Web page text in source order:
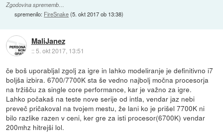
Zgodovina sprememb…
spremenilo: FireSnake(5. okt 2017 ob 13:38)
MaliJanez
::5. okt 2017, 13:51
če boš uporabljal zgolj za igre in lahko modeliranje je definitivno i7
boljša izbira. 6700/7700K sta še vedno najbolj močna procesorja
na tržišču za single core performance, kar je važno za igre.
Lahko počakaš na teste nove serije od intla, vendar jaz nebi
preveč pričakoval na tvojem mestu, že lani ko je prišel 7700K ni
bilo razlike razen v ceni, ker gre za isti procesor(6700K) vendar
200mhz hitrejši lol.